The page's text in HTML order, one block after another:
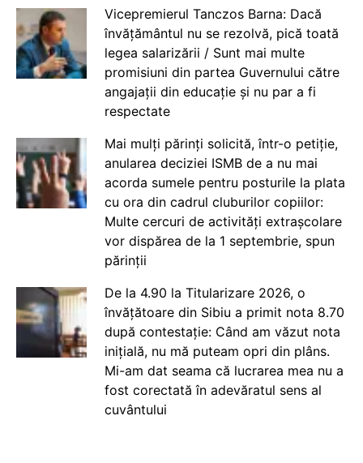
Vicepremierul Tanczos Barna: Dacă
învățământul nu se rezolvă, pică toată
legea salarizării / Sunt mai multe
promisiuni din partea Guvernului către
angajații din educație și nu par a fi
respectate
Mai mulți părinți solicită, într-o petiție,
anularea deciziei ISMB de a nu mai
acorda sumele pentru posturile la plata
cu ora din cadrul cluburilor copiilor:
Multe cercuri de activități extrașcolare
vor dispărea de la 1 septembrie, spun
părinții
De la 4.90 la Titularizare 2026, o
învățătoare din Sibiu a primit nota 8.70
după contestație: Când am văzut nota
inițială, nu mă puteam opri din plâns.
Mi-am dat seama că lucrarea mea nu a
fost corectată în adevăratul sens al
cuvântului